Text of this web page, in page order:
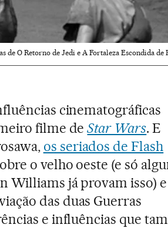
de O Retorno de Jedi e A Fortaleza Escondida de
cinematográficas
filme deStar Wars. E
os seriados de Flash
o velho oeste (e só
Williams já provam isso) e
das duas Guerras
e influências que